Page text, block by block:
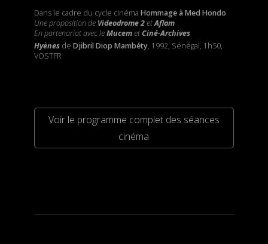
Dans le cadre du cycle cinéma Hommage à Med Hondo
Une proposition de Videodrome 2etAflam
En partenariat avec leMucemetCiné-Archives
Hyènes de Djibril Diop Mambéty, 1992, Sénégal, 1h50,
VOSTFR
Voir le programme complet des séances
cinéma